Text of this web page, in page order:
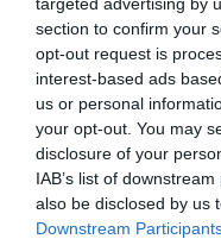
section to confirm your
opt-out request is
interest-based ads
us or personal
your opt-out. You may
disclosure of your
IAB’s list of
also be disclosed by us
Downstream
una representación
visualizar la
interpretar con
obtenidos.
Diseño intuitivo y
Oxímetro de Pulso
facilidad de uso